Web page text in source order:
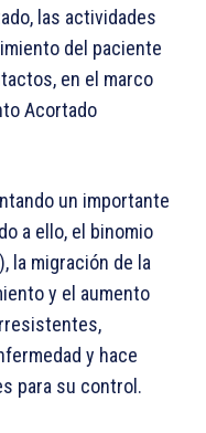
las actividades
del paciente
en el marco
Acortado
un importante
a ello, el binomio
la migración de la
y el aumento
y hace
para su control.